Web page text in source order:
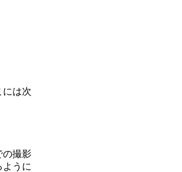
には次
の撮影
ように